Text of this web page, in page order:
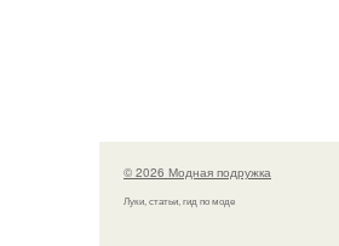
© 2026 Модная подружка
Луки, статьи, гид по моде